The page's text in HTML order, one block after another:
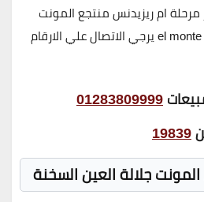
مرحلة ام ريزيدنس منتجع المونت
جلاله بالعين السخنه el monte galala يرجي الاتصال علي الارقام
01283809999
19839
جلالة العين السخنة